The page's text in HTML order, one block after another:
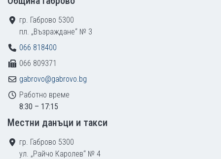
гр. Габрово 5300
пл. „Възраждане“ № 3
066 818400
066 809371
gabrovo@gabrovo.bg
Работно време
8:30 – 17:15
Местни данъци и такси
гр. Габрово 5300
ул. „Райчо Каролев“ № 4